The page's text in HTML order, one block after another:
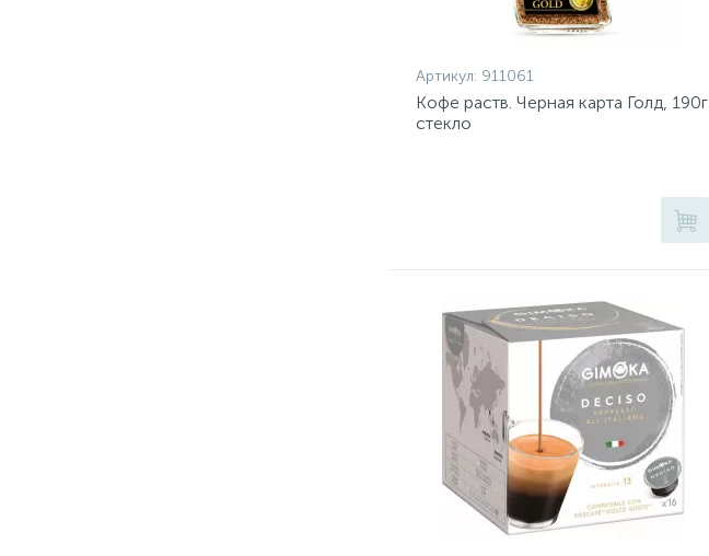
Артикул: 911061
Кофе раств. Черная карта Голд, 190г
стекло